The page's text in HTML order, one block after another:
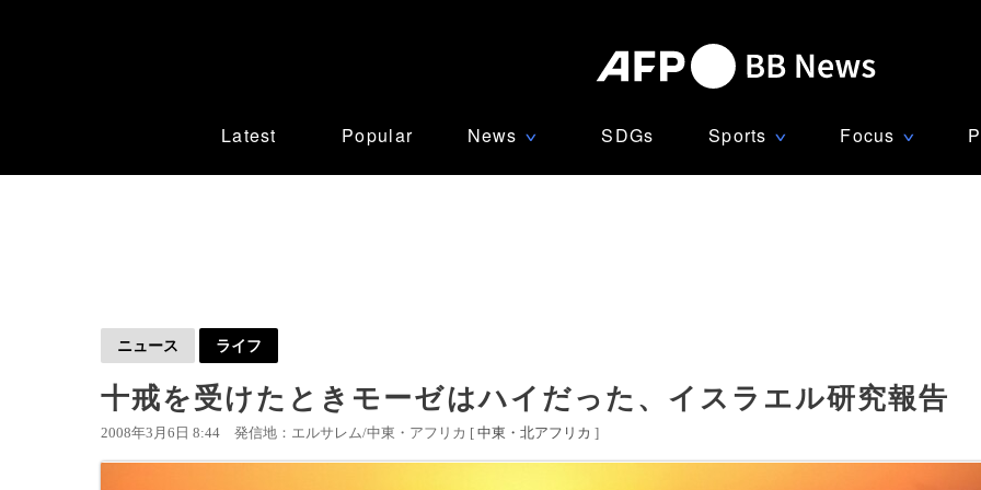
Latest Popular News ∨ SDGs Sports ∨ Focus ∨
ニュース ライフ
十戒を受けたときモーゼはハイだった、イスラエル研究報告
2008年3月6日 8:44 発信地：エルサレム/中東・アフリカ [ 中東・北アフリカ ]